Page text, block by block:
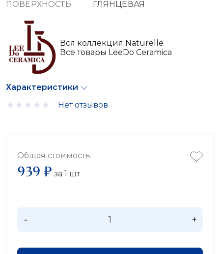
ПОВЕРХНОСТЬ
ГЛЯНЦЕВАЯ
Вся коллекция Naturelle
Все товары LeeDo Ceramica
Характеристики
Нет отзывов
Общая стоимость:
939 ₽ за 1 шт
- +